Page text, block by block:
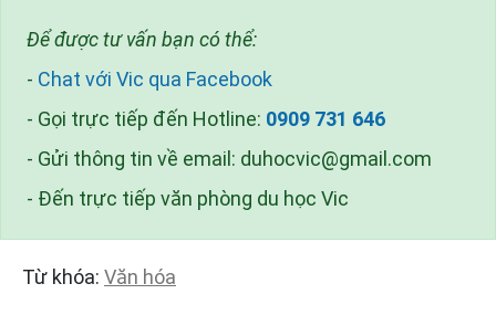
Để được tư vấn bạn có thể:
- Chat với Vic qua Facebook
- Gọi trực tiếp đến Hotline: 0909 731 646
- Gửi thông tin về email: duhocvic@gmail.com
- Đến trực tiếp văn phòng du học Vic
Từ khóa: Văn hóa